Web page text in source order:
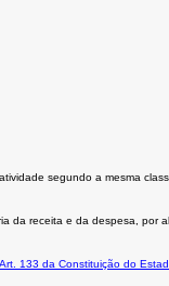
segundo a mesma
da receita e da despesa, por
133 da Constituição do